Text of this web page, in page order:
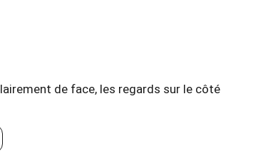
de face, les regards sur le côté